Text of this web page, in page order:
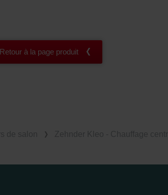
Retour à la page produit